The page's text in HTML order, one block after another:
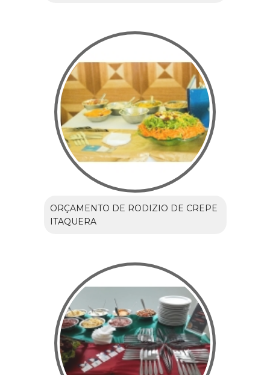
ORÇAMENTO DE RODIZIO DE CREPE
ITAQUERA